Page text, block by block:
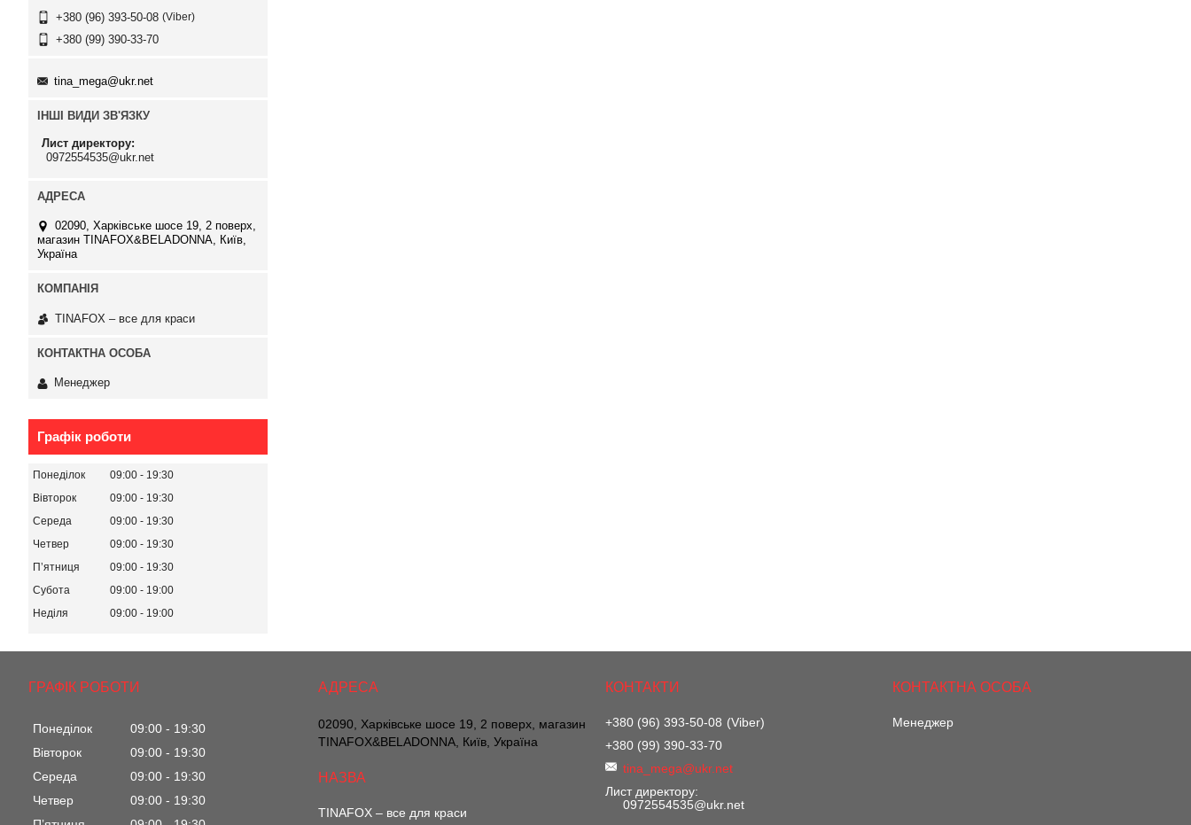
+380 (96) 393-50-08 Viber
+380 (99) 390-33-70
tina_mega@ukr.net
ІНШІ ВИДИ ЗВ'ЯЗКУ
Лист директору
0972554535@ukr.net
02090, Харківське шосе 19, 2 поверх,
магазин TINAFOX&BELADONNA, Київ,
Україна
TINAFOX – все для краси
Менеджер
Графік роботи
Понеділок 09:00
19:30
Вівторок
09:00
19:30
Середа
09:00
19:30
Четвер
09:00
19:30
Пʼятниця
09:00
19:30
Субота
09:00
19:00
Неділя
09:00 19:00
ГРАФІК РОБОТИ
Понеділок 09:00
19:30
Вівторок
09:00
19:30
Середа
09:00
19:30
Четвер
09:00
19:30
02090, Харківське шосе 19, 2 поверх, магазин
TINAFOX&BELADONNA, Київ, Україна
TINAFOX – все для краси
+380 (96) 393-50-08
Viber
+380 (99) 390-33-70
tina_mega@ukr.net
Лист директору
0972554535@ukr.net
Менеджер